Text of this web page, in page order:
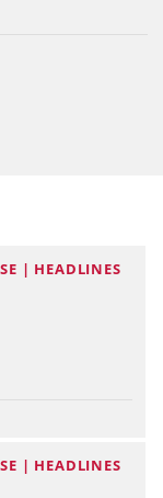
| HEADLINES
| HEADLINES